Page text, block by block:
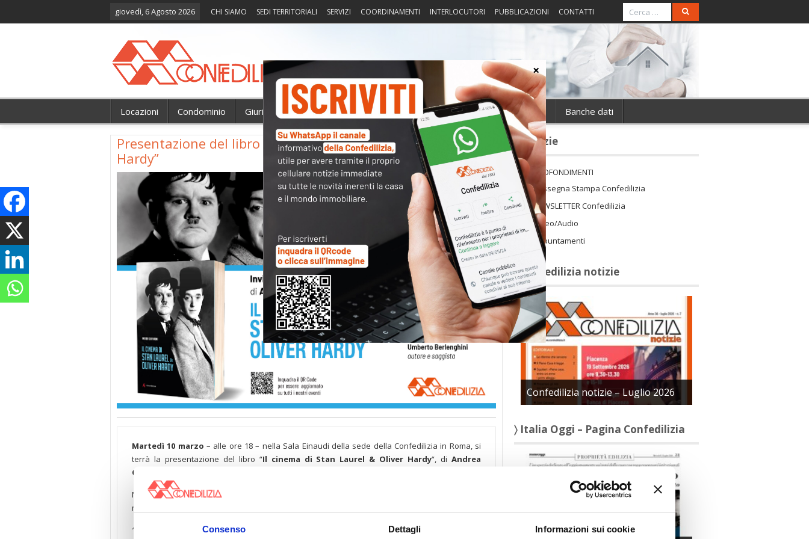
Consenso Dettagli Informazioni sui cookie
giovedì, 6 Agosto 2026 CHI SIAMO SEDI TERRITORIALI SERVIZI COORDINAMENTI INTERLOCUTORI PUBBLICAZIONI CONTATTI
Locazioni Condominio Giurisprudenza Fisco Portierato Intorno alla casa Notizie Banche dati
Presentazione del libro “Il cinema di Stan Laurel & Oliver
Hardy”
Martedì 10 marzo – alle ore 18 – nella Sala Einaudi della sede della Confedilizia in Roma, si
terrà la presentazione del libro “Il cinema di Stan Laurel & Oliver Hardy“, di Andrea
Ciaffaroni
Ne parlerà con l’autore
moderato da
“A cent’anni dal loro primo film insieme, questo libro è il racconto storico-analitico del cinema di Stan
〉 Notizie
APPROFONDIMENTI
Rassegna Stampa Confedilizia
NEWSLETTER Confedilizia
Video/Audio
Appuntamenti
〉 Confedilizia notizie
Confedilizia notizie – Luglio 2026
〉 Italia Oggi – Pagina Confedilizia